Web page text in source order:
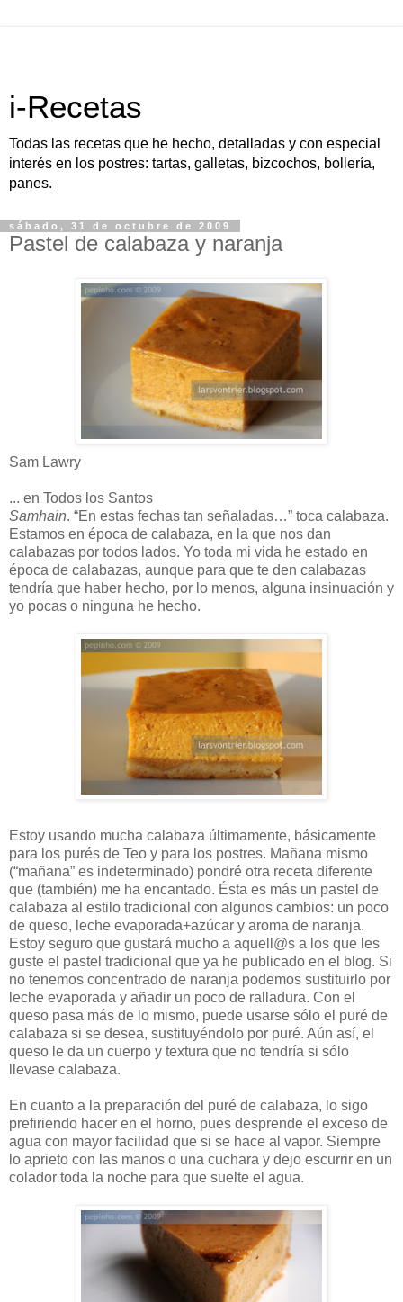
i-Recetas
Todas las recetas que he hecho, detalladas y con especial
interés en los postres: tartas, galletas, bizcochos, bollería,
panes.
sábado, 31 de octubre de 2009
Pastel de calabaza y naranja
Sam Lawry
... en Todos los Santos
Samhain. “En estas fechas tan señaladas…” toca calabaza.
Estamos en época de calabaza, en la que nos dan
calabazas por todos lados. Yo toda mi vida he estado en
época de calabazas, aunque para que te den calabazas
tendría que haber hecho, por lo menos, alguna insinuación y
yo pocas o ninguna he hecho.
Estoy usando mucha calabaza últimamente, básicamente
para los purés de Teo y para los postres. Mañana mismo
(“mañana” es indeterminado) pondré otra receta diferente
que (también) me ha encantado. Ésta es más un pastel de
calabaza al estilo tradicional con algunos cambios: un poco
de queso, leche evaporada+azúcar y aroma de naranja.
Estoy seguro que gustará mucho a aquell@s a los que les
guste el pastel tradicional que ya he publicado en el blog. Si
no tenemos concentrado de naranja podemos sustituirlo por
leche evaporada y añadir un poco de ralladura. Con el
queso pasa más de lo mismo, puede usarse sólo el puré de
calabaza si se desea, sustituyéndolo por puré. Aún así, el
queso le da un cuerpo y textura que no tendría si sólo
llevase calabaza.
En cuanto a la preparación del puré de calabaza, lo sigo
prefiriendo hacer en el horno, pues desprende el exceso de
agua con mayor facilidad que si se hace al vapor. Siempre
lo aprieto con las manos o una cuchara y dejo escurrir en un
colador toda la noche para que suelte el agua.